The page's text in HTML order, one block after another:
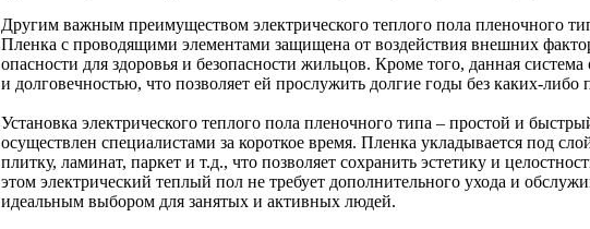
Другим важным преимуществом электрического теплого пола пленочного
Пленка с проводящими элементами защищена от воздействия внешних
опасности для здоровья и безопасности жильцов. Кроме того, данная
и долговечностью, что позволяет ей прослужить долгие годы без каких-либо
Установка электрического теплого пола пленочного типа – простой и
осуществлен специалистами за короткое время. Пленка укладывается под
плитку, ламинат, паркет и т.д., что позволяет сохранить эстетику и
этом электрический теплый пол не требует дополнительного ухода и
идеальным выбором для занятых и активных людей.